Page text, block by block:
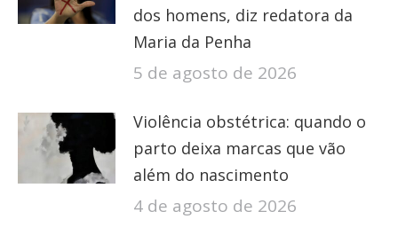
dos homens, diz redatora da
Maria da Penha
5 de agosto de 2026
Violência obstétrica: quando o
parto deixa marcas que vão
além do nascimento
4 de agosto de 2026